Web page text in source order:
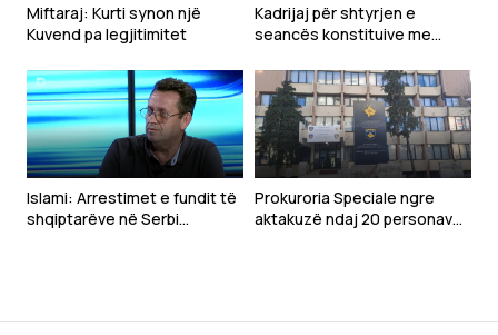
Miftaraj: Kurti synon një
Kuvend pa legjitimitet
Kadrijaj për shtyrjen e
seancës konstituive me
pakuptueshme
Islami: Arrestimet e fundit të
shqiptarëve në Serbi
Prokuroria Speciale ngre
aktakuzë ndaj 20 personave